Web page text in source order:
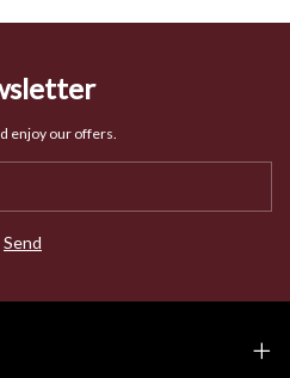
enjoy our offers.